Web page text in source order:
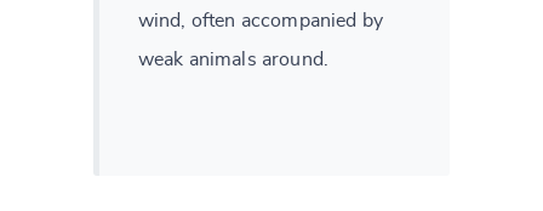
wind, often accompanied by
weak animals around.